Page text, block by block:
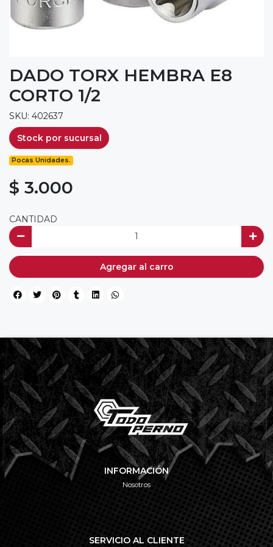
DADO TORX HEMBRA E8
CORTO 1/2
SKU: 402637
Stock por sucursal
Pocas Unidades.
$ 3.000
CANTIDAD
Agregar al carro
INFORMACIÓN
Nosotros
SERVICIO AL CLIENTE